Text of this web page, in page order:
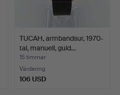
TUCAH, armbandsur, 1970-
tal, manuell, guld…
15 timmar
Värdering
106 USD